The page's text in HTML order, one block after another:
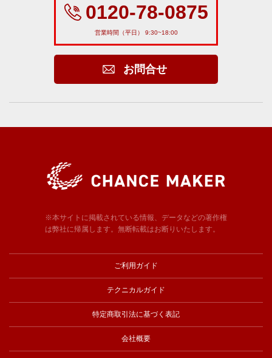
0120-78-0875
営業時間（平日） 9:30~18:00
お問合せ
※本サイトに掲載されている情報、データなどの著作権
は弊社に帰属します。無断転載はお断りいたします。
ご利用ガイド
テクニカルガイド
特定商取引法に基づく表記
会社概要